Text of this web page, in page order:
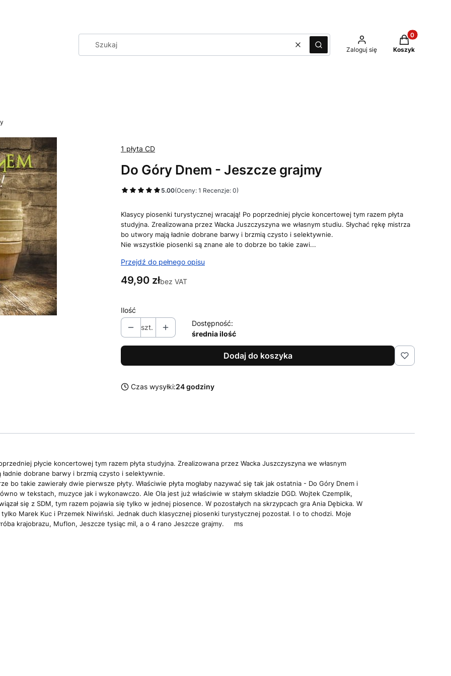
WyczyśćSzukaj Zaloguj się
Produkty w
Koszyk
1 płyta CD
Do Góry Dnem - Jeszcze grajmy
5.00(Oceny: 1 Recenzje: 0)
Klasycy piosenki turystycznej wracają! Po poprzedniej płycie koncertowej tym razem płyta
studyjna. Zrealizowana przez Wacka Juszczyszyna we własnym studiu. Słychać rękę mistrza
bo utwory mają ładnie dobrane barwy i brzmią czysto i selektywnie.
Nie wszystkie piosenki są znane ale to dobrze bo takie zawi...
Przejdź do pełnego opisu
Cena
49,90 złbez VAT
Ilość
szt.
Dostępność:
średnia ilość
Dodaj do koszyka
Czas wysyłki:24 godziny
płycie koncertowej tym razem płyta studyjna. Zrealizowana przez Wacka Juszczyszyna we własnym
dobrane barwy i brzmią czysto i selektywnie.
bo takie zawierały dwie pierwsze płyty. Właściwie płyta mogłaby nazywać się tak jak ostatnia - Do Góry Dnem i
w tekstach, muzyce jak i wykonawczo. Ale Ola jest już właściwie w stałym składzie DGD. Wojtek Czemplik,
się z SDM, tym razem pojawia się tylko w jednej piosence. W pozostałych na skrzypcach gra Ania Dębicka. W
Marek Kuc i Przemek Niwiński. Jednak duch klasycznej piosenki turystycznej pozostał. I o to chodzi. Moje
krajobrazu, Muflon, Jeszcze tysiąc mil, a o 4 rano Jeszcze grajmy. ms